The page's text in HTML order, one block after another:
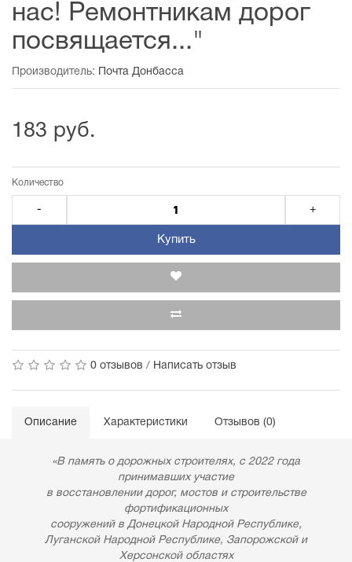
нас! Ремонтникам дорог
посвящается..."
Производитель: Почта Донбасса
183 руб.
Количество
- +
Купить
0 отзывов / Написать отзыв
Описание Характеристики Отзывов (0)
«В память о дорожных строителях, с 2022 года
принимавших участие
в восстановлении дорог, мостов и строительстве
фортификационных
сооружений в Донецкой Народной Республике,
Луганской Народной Республике, Запорожской и
Херсонской областях